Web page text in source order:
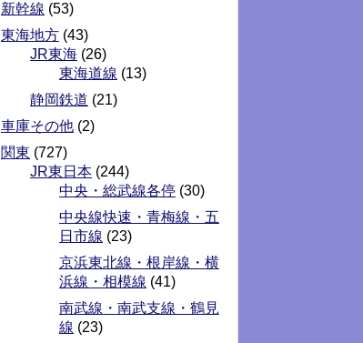
新幹線 (53)
東海地方 (43)
JR東海 (26)
東海道線 (13)
静岡鉄道 (21)
車庫その他 (2)
関東 (727)
JR東日本 (244)
中央・総武線各停 (30)
中央線快速・青梅線・五
日市線 (23)
京浜東北線・根岸線・横
浜線・相模線 (41)
南武線・南武支線・鶴見
線 (23)